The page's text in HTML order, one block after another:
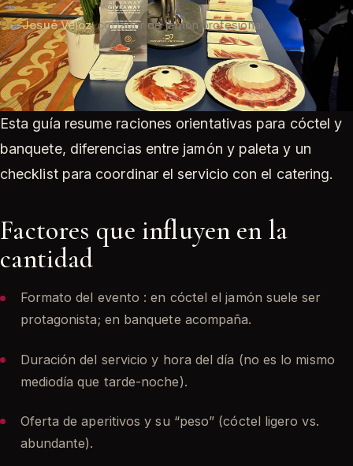
PorJosué Veloz, cortador de jamón profesional
Esta guía resume raciones orientativas para cóctel y
banquete, diferencias entre jamón y paleta y un
checklist para coordinar el servicio con el catering.
Factores que influyen en la
cantidad
Formato del evento : en cóctel el jamón suele ser
protagonista; en banquete acompaña.
Duración del servicio y hora del día (no es lo mismo
mediodía que tarde-noche).
Oferta de aperitivos y su “peso” (cóctel ligero vs.
abundante).